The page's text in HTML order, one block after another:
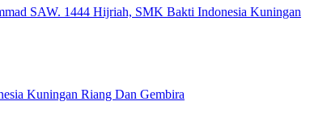
SAW. 1444 Hijriah, SMK Bakti Indonesia Kuningan
Kuningan Riang Dan Gembira